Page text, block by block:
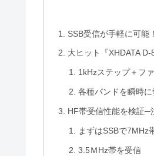
SSB受信が手軽に可能
大ヒット『XHDATA
1kHzステップ＋フ
各種バンドを瞬時
HF帯受信性能を検証─
まずはSSBで7MHz
3.5ＭHz帯を受信